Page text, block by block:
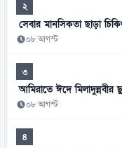
২
সেবার মানসিকতা ছাড়া
০৮ আগস্ট
৩
আমিরাতে ঈদে
০৮ আগস্ট
৪